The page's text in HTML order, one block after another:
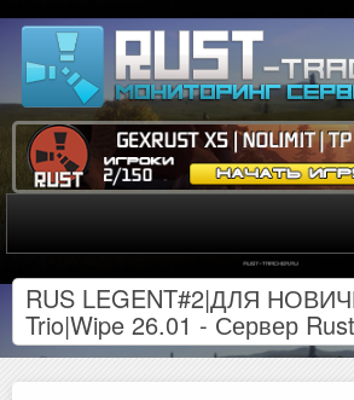
RUS LEGENT#2|ДЛЯ
Trio|Wipe 26.01 - Сервер Rust